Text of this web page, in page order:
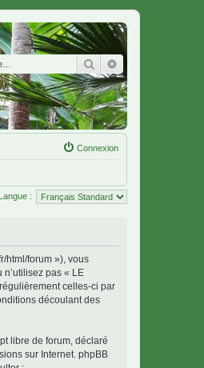
Rechercher
Connexion
Langue :
html/forum »), vous
pas « LE
celles-ci par
découlant des
libre de forum, déclaré
sur Internet. phpBB